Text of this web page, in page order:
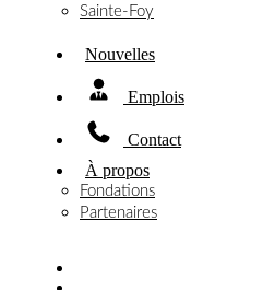
Sainte-Foy
Nouvelles
Emplois
Contact
À propos
Fondations
Partenaires